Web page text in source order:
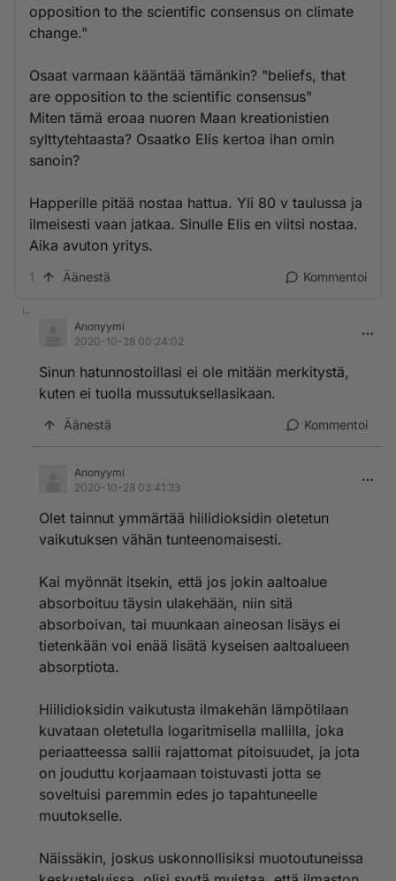
opposition to the scientific consensus on climate
change."
Osaat varmaan kääntää tämänkin? "beliefs, that
are opposition to the scientific consensus"
Miten tämä eroaa nuoren Maan kreationistien
sylttytehtaasta? Osaatko Elis kertoa ihan omin
sanoin?
Happerille pitää nostaa hattua. Yli 80 v taulussa ja
ilmeisesti vaan jatkaa. Sinulle Elis en viitsi nostaa.
Aika avuton yritys.
1 Äänestä Kommentoi
Anonyymi
2020-10-28 00:24:02
Sinun hatunnostoillasi ei ole mitään merkitystä,
kuten ei tuolla mussutuksellasikaan.
Äänestä Kommentoi
Anonyymi
2020-10-28 03:41:33
Olet tainnut ymmärtää hiilidioksidin oletetun
vaikutuksen vähän tunteenomaisesti.
Kai myönnät itsekin, että jos jokin aaltoalue
absorboituu täysin ulakehään, niin sitä
absorboivan, tai muunkaan aineosan lisäys ei
tietenkään voi enää lisätä kyseisen aaltoalueen
absorptiota.
Hiilidioksidin vaikutusta ilmakehän lämpötilaan
kuvataan oletetulla logaritmisella mallilla, joka
periaatteessa sallii rajattomat pitoisuudet, ja jota
on jouduttu korjaamaan toistuvasti jotta se
soveltuisi paremmin edes jo tapahtuneelle
muutokselle.
Näissäkin, joskus uskonnollisiksi muotoutuneissa